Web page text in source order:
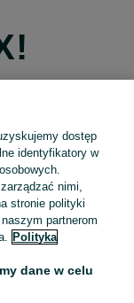
Apple
Google
dostęp
identyfikatory w
nimi,
stronie polityki
partnerom
Polityka
dane w celu